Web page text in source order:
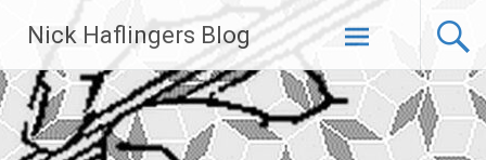
Inhalt
springen
Nick Haflingers Blog